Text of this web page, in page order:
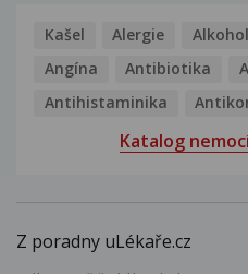
Kašel Alergie
Angína
Antibiotika
Antihistaminika
Katalog
Z poradny uLékaře.cz